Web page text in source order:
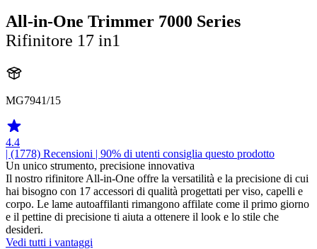
All-in-One Trimmer 7000 Series
Rifinitore 17 in1
MG7941/15
4.4
| (1778) Recensioni | 90% di utenti consiglia questo prodotto
Un unico strumento, precisione innovativa
Il nostro rifinitore All-in-One offre la versatilità e la precisione di cui
hai bisogno con 17 accessori di qualità progettati per viso, capelli e
corpo. Le lame autoaffilanti rimangono affilate come il primo giorno
e il pettine di precisione ti aiuta a ottenere il look e lo stile che
desideri.
Vedi tutti i vantaggi